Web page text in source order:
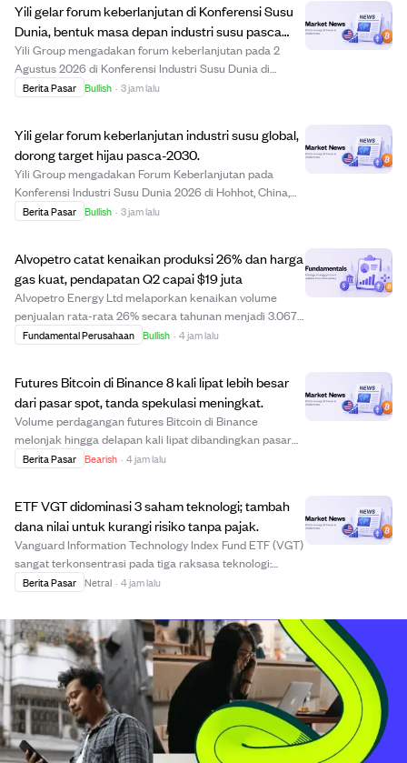
Yili gelar forum keberlanjutan di Konferensi Susu
Dunia, bentuk masa depan industri susu pasca
2030.
Yili Group mengadakan forum keberlanjutan pada 2
Agustus 2026 di Konferensi Industri Susu Dunia di
Hohhot, China, yang dihadiri lebih dari 200 pemimpin
Berita Pasar Bullish · 3 jam lalu
Yili gelar forum keberlanjutan industri susu global,
dorong target hijau pasca-2030.
Yili Group mengadakan Forum Keberlanjutan pada
Konferensi Industri Susu Dunia 2026 di Hohhot, China,
mengumpulkan lebih dari 200 pemimpin internasional
Berita Pasar Bullish · 3 jam lalu
Alvopetro catat kenaikan produksi 26% dan harga
gas kuat, pendapatan Q2 capai $19 juta
Alvopetro Energy Ltd melaporkan kenaikan volume
penjualan rata-rata 26% secara tahunan menjadi 3.067
barel ekuivalen minyak per hari pada kuartal kedua
Fundamental Perusahaan Bullish · 4 jam lalu
Futures Bitcoin di Binance 8 kali lipat lebih besar
dari pasar spot, tanda spekulasi meningkat.
Volume perdagangan futures Bitcoin di Binance
melonjak hingga delapan kali lipat dibandingkan pasar
spot, dengan $57,82 miliar di futures versus $6,08 miliar
Berita Pasar Bearish · 4 jam lalu
ETF VGT didominasi 3 saham teknologi; tambah
dana nilai untuk kurangi risiko tanpa pajak.
Vanguard Information Technology Index Fund ETF (VGT)
sangat terkonsentrasi pada tiga raksasa teknologi:
Apple, Microsoft, dan NVIDIA, yang mencapai sekitar
jangka panjang yang menghadapi pajak cap...
Berita Pasar Netral · 4 jam lalu